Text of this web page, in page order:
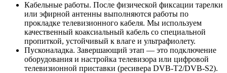
Кабельные работы. После физической фиксации тарелки
или эфирной антенны выполняются работы по
прокладке телевизионного кабеля. Мы используем
качественный коаксиальный кабель со специальной
пропиткой, устойчивый к влаге и ультрафиолету.
Пусконаладка. Завершающий этап — это подключение
оборудования и настройка телевизора или цифровой
телевизионной приставки (ресивера DVB-T2/DVB-S2).